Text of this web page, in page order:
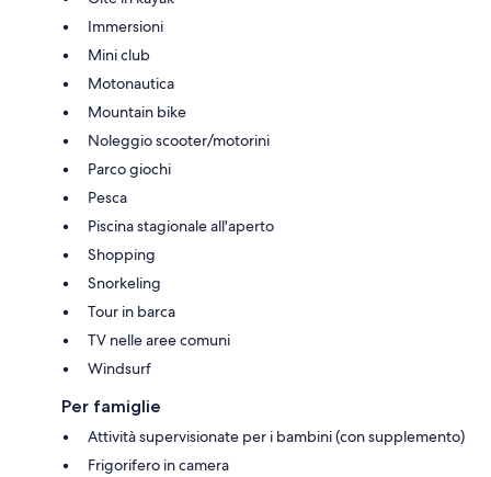
Immersioni
Mini club
Motonautica
Mountain bike
Noleggio scooter/motorini
Parco giochi
Pesca
Piscina stagionale all'aperto
Shopping
Snorkeling
Tour in barca
TV nelle aree comuni
Windsurf
Per famiglie
Attività supervisionate per i bambini (con supplemento)
Frigorifero in camera